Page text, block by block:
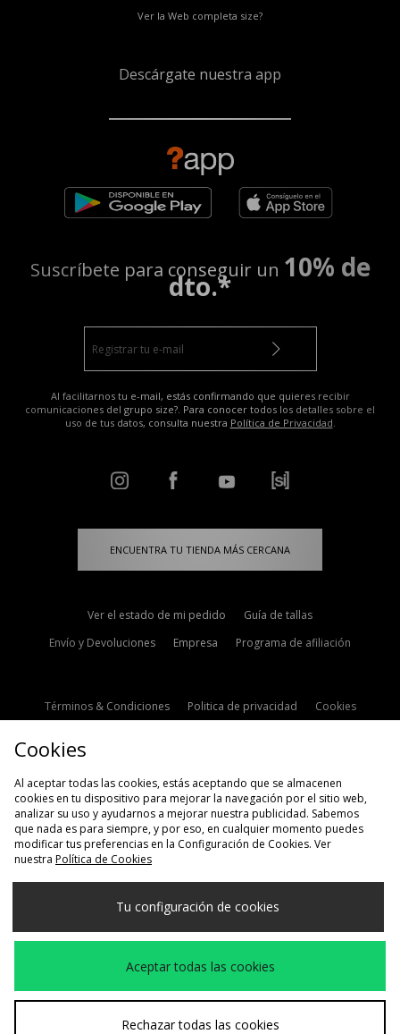
Ver la Web completa size?
Descárgate nuestra app
Suscríbete para conseguir un 10% de
dto.*
Al facilitarnos tu e-mail, estás confirmando que quieres recibir
comunicaciones del grupo size?. Para conocer todos los detalles sobre el
uso de tus datos, consulta nuestra Política de Privacidad.
ENCUENTRA TU TIENDA MÁS CERCANA
Ver el estado de mi pedido
Guía de tallas
Envío y Devoluciones
Empresa Programa de afiliación
Términos & Condiciones Politica de privacidad
Cookies
Selecciona País
España
Aceptamos las siguientes formas de pago
Visita nuestra página corporativa en www.jdplc.com
Cookies
Al aceptar todas las cookies, estás aceptando que se almacenen
cookies en tu dispositivo para mejorar la navegación por el sitio web,
analizar su uso y ayudarnos a mejorar nuestra publicidad. Sabemos
que nada es para siempre, y por eso, en cualquier momento puedes
modificar tus preferencias en la Configuración de Cookies. Ver
nuestra Política de Cookies
Tu configuración de cookies
Aceptar todas las cookies
Rechazar todas las cookies